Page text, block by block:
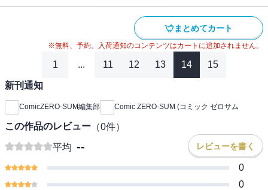
まとめてカート
※無料、予約、入荷通知のコンテンツはカートに追加されません。
1 ... 11 12 13 14 15
新刊通知
ComicZERO-SUM編集部 Comic ZERO-SUM (コミック ゼロサム
この作品のレビュー （0件）
平均 -- レビューを書く
0
0